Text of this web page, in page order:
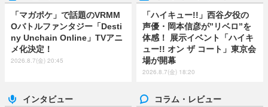
「マガポケ」で話題のVRMM
Oバトルファンタジー「Desti
ny Unchain Online」TVアニ
メ化決定！
2026.8.7(金) 20:45
「ハイキュー!!」西谷夕役の
声優・岡本信彦が”リベロ”を
体感！ 展示イベント「ハイキ
ュー!! オン ザ コート」東京会
場が開幕
2026.8.7(金) 18:20
インタビュー コラム・レビュー